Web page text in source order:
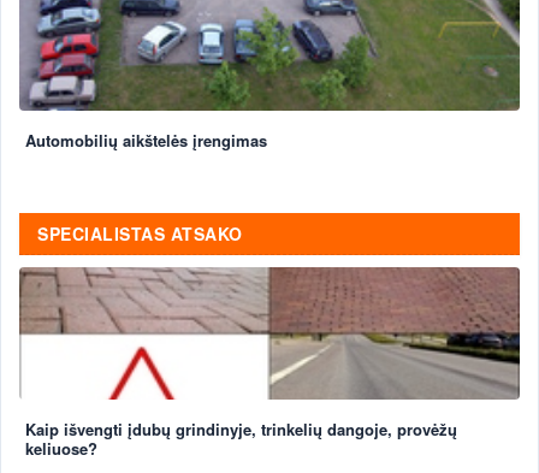
Automobilių aikštelės įrengimas
SPECIALISTAS ATSAKO
Kaip išvengti įdubų grindinyje, trinkelių dangoje, provėžų
keliuose?